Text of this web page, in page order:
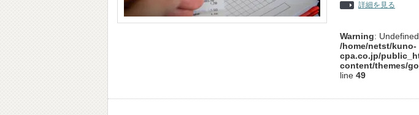
詳細を見る
Warning:
/home/netst/kuno-
cpa.co.jp/
content/themes/
line 49